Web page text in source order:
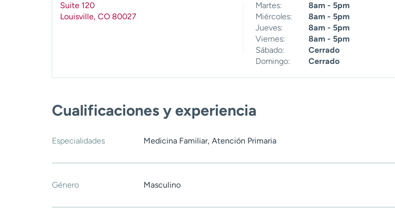
Suite 120
Louisville, CO 80027
Martes:
8am - 5pm
Miércoles:
8am - 5pm
Jueves:
8am - 5pm
Viernes:
8am - 5pm
Sábado:
Cerrado
Domingo:
Cerrado
Cualificaciones y experiencia
Especialidades Medicina Familiar, Atención Primaria
Género Masculino